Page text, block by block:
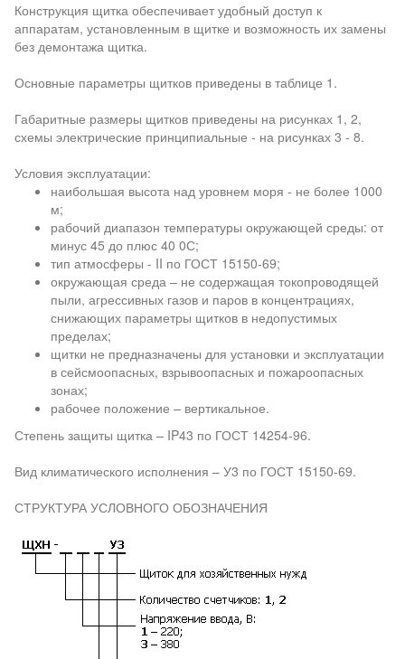
Конструкция щитка обеспечивает удобный доступ к
аппаратам, установленным в щитке и возможность их замены
без демонтажа щитка.
Основные параметры щитков приведены в таблице 1.
Габаритные размеры щитков приведены на рисунках 1, 2,
схемы электрические принципиальные - на рисунках 3 - 8.
Условия эксплуатации:
наибольшая высота над уровнем моря - не более 1000
м;
рабочий диапазон температуры окружающей среды: от
минус 45 до плюс 40 0С;
тип атмосферы - II по ГОСТ 15150-69;
окружающая среда – не содержащая токопроводящей
пыли, агрессивных газов и паров в концентрациях,
снижающих параметры щитков в недопустимых
пределах;
щитки не предназначены для установки и эксплуатации
в сейсмоопасных, взрывоопасных и пожароопасных
зонах;
рабочее положение – вертикальное.
Степень защиты щитка – IP43 по ГОСТ 14254-96.
Вид климатического исполнения – У3 по ГОСТ 15150-69.
СТРУКТУРА УСЛОВНОГО ОБОЗНАЧЕНИЯ